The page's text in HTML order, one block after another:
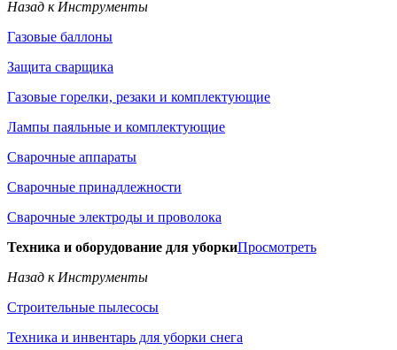
Назад к Инструменты
Газовые баллоны
Защита сварщика
Газовые горелки, резаки и комплектующие
Лампы паяльные и комплектующие
Сварочные аппараты
Сварочные принадлежности
Сварочные электроды и проволока
Техника и оборудование для уборкиПросмотреть
Назад к Инструменты
Строительные пылесосы
Техника и инвентарь для уборки снега